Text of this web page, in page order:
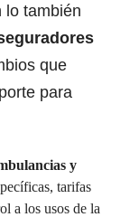
lo también
que
para
y
tarifas
a los usos de la